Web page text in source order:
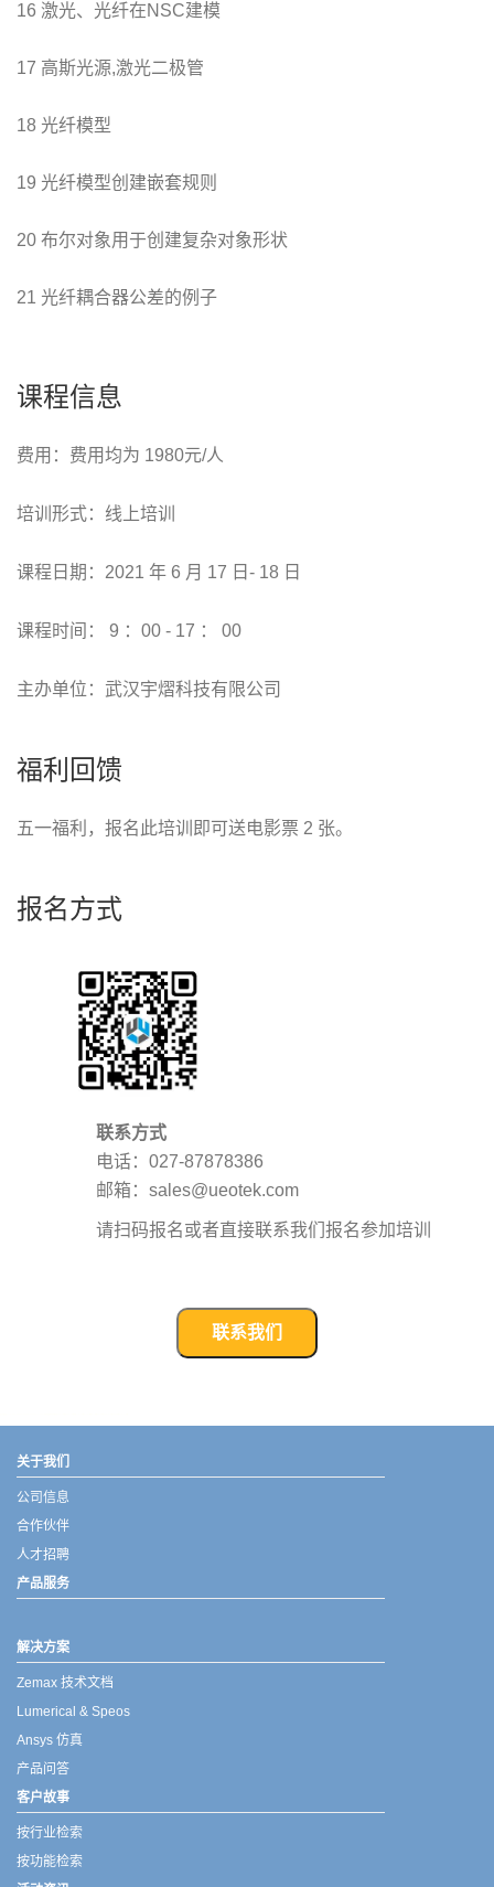
16 激光、光纤在NSC建模
17 高斯光源,激光二极管
18 光纤模型
19 光纤模型创建嵌套规则
20 布尔对象用于创建复杂对象形状
21 光纤耦合器公差的例子
课程信息
费用：费用均为 1980元/人
培训形式：线上培训
课程日期：2021 年 6 月 17 日- 18 日
课程时间： 9 ：00 - 17 ： 00
主办单位：武汉宇熠科技有限公司
福利回馈
五一福利，报名此培训即可送电影票 2 张。
报名方式
联系方式
电话：027-87878386
邮箱：sales@ueotek.com
请扫码报名或者直接联系我们报名参加培训
联系我们
关于我们
公司信息
合作伙伴
人才招聘
产品服务
解决方案
Zemax 技术文档
Lumerical & Speos
Ansys 仿真
产品问答
客户故事
按行业检索
按功能检索